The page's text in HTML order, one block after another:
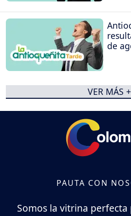
de
VER MÁS +
PAUTA CON
Somos la vitrina